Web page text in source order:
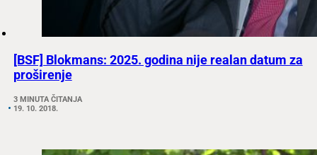
[BSF] Blokmans: 2025. godina nije realan datum za
proširenje
3 MINUTA ČITANJA
19. 10. 2018.